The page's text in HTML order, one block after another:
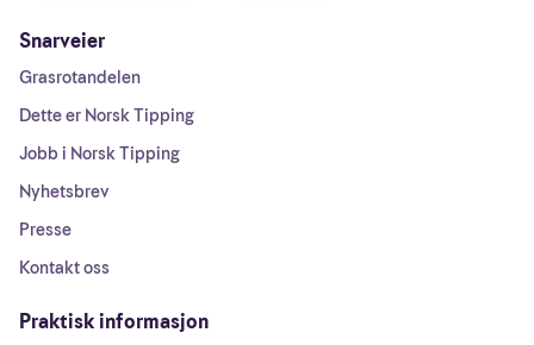
Snarveier
Grasrotandelen
Dette er Norsk Tipping
Jobb i Norsk Tipping
Nyhetsbrev
Presse
Kontakt oss
Praktisk informasjon